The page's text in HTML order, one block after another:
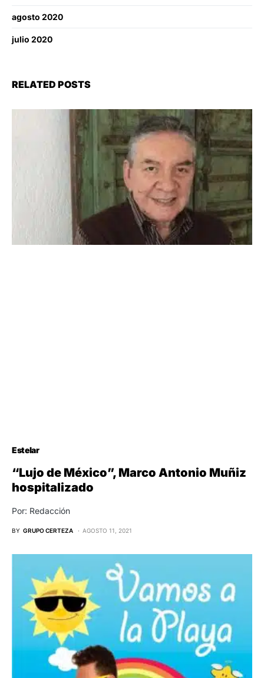
agosto 2020
julio 2020
RELATED POSTS
Estelar
“Lujo de México”, Marco Antonio Muñiz
hospitalizado
Por: Redacción
BY GRUPO CERTEZA AGOSTO 11, 2021